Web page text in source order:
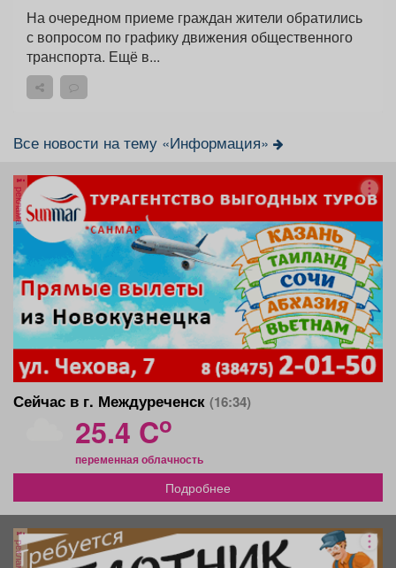
На очередном приеме граждан жители обратились
с вопросом по графику движения общественного
транспорта. Ещё в...
Все новости на тему «Информация»
реклама
Сейчас в г. Междуреченск (16:34)
25.4 Co
переменная облачность
Подробнее
реклама